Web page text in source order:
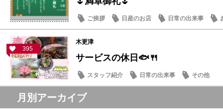
ご挨拶 日産のお店 日常の出来事
395
木更津
サービスの休日🐟🍴
スタッフ紹介 日常の出来事 その他
月別アーカイブ